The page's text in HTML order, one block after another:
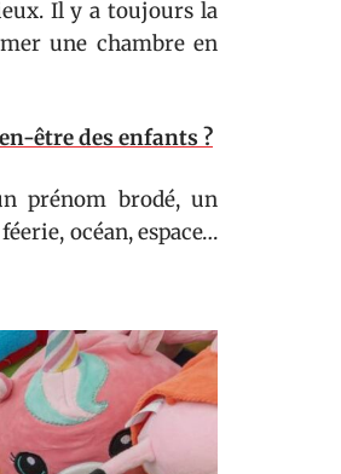
Il y a toujours la
une chambre en
être des enfants ?
prénom brodé, un
océan, espace…